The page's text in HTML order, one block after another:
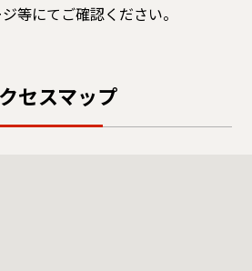
等にてご確認ください。
セスマップ